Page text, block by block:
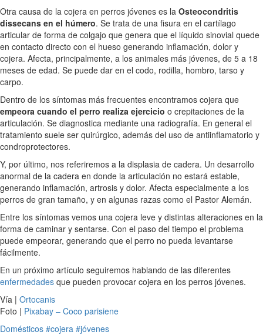
Otra causa de la cojera en perros jóvenes es la Osteocondritis
dissecans en el húmero. Se trata de una fisura en el cartílago
articular de forma de colgajo que genera que el líquido sinovial quede
en contacto directo con el hueso generando inflamación, dolor y
cojera. Afecta, principalmente, a los animales más jóvenes, de 5 a 18
meses de edad. Se puede dar en el codo, rodilla, hombro, tarso y
carpo.
Dentro de los síntomas más frecuentes encontramos cojera que
empeora cuando el perro realiza ejercicio o crepitaciones de la
articulación. Se diagnostica mediante una radiografía. En general el
tratamiento suele ser quirúrgico, además del uso de antiinflamatorio y
condroprotectores.
Y, por último, nos referiremos a la displasia de cadera. Un desarrollo
anormal de la cadera en donde la articulación no estará estable,
generando inflamación, artrosis y dolor. Afecta especialmente a los
perros de gran tamaño, y en algunas razas como el Pastor Alemán.
Entre los síntomas vemos una cojera leve y distintas alteraciones en la
forma de caminar y sentarse. Con el paso del tiempo el problema
puede empeorar, generando que el perro no pueda levantarse
fácilmente.
En un próximo artículo seguiremos hablando de las diferentes
enfermedades que pueden provocar cojera en los perros jóvenes.
Vía | Ortocanis
Foto | Pixabay – Coco parisiene
Domésticos #cojera #jóvenes